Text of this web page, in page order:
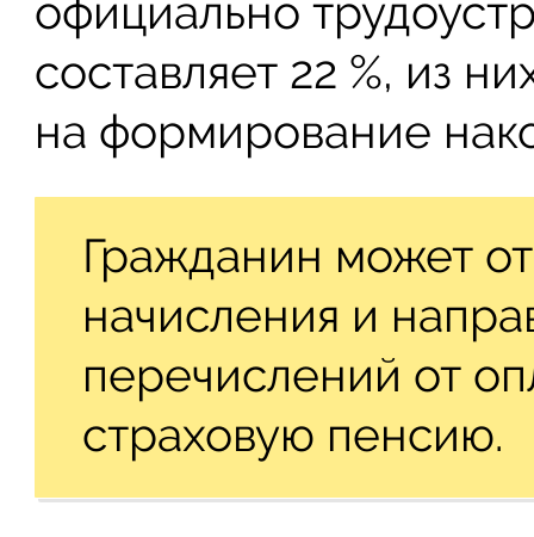
официально
составляет 22 %, из
на формирование
Гражданин может
начисления и
перечислений от
страховую пенсию.